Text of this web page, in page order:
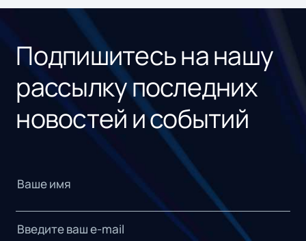
Подпишитесь на нашу
рассылку последних
новостей и событий